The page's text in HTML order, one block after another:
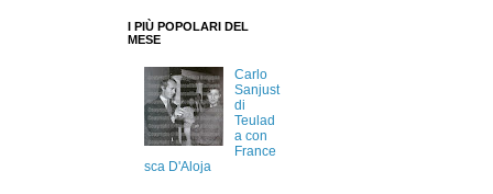
I PIÙ POPOLARI DEL
MESE
Carlo
Sanjust
di
Teulad
a con
France
sca D'Aloja